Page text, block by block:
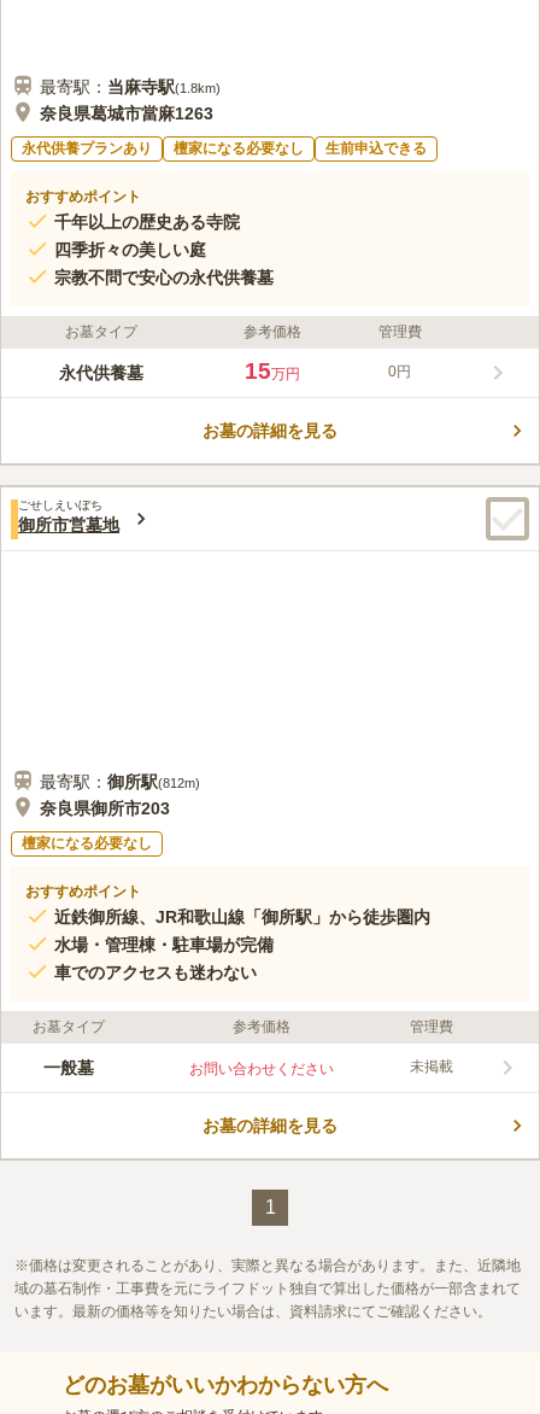
最寄駅： 当麻寺駅(1.8km)
奈良県葛城市當麻1263
永代供養プランあり 檀家になる必要なし 生前申込できる
おすすめポイント
千年以上の歴史ある寺院
四季折々の美しい庭
宗教不問で安心の永代供養墓
お墓タイプ 参考価格 管理費
永代供養墓 15万円 0円
お墓の詳細を見る
ごせしえいぼち
御所市営墓地
最寄駅： 御所駅(812m)
奈良県御所市203
檀家になる必要なし
おすすめポイント
近鉄御所線、JR和歌山線「御所駅」から徒歩圏内
水場・管理棟・駐車場が完備
車でのアクセスも迷わない
お墓タイプ 参考価格 管理費
一般墓 お問い合わせください 未掲載
お墓の詳細を見る
1
価格は変更されることがあり、実際と異なる場合があります。また、近隣地
域の墓石制作・工事費を元にライフドット独自で算出した価格が一部含まれて
います。最新の価格等を知りたい場合は、資料請求にてご確認ください。
どのお墓がいいかわからない方へ